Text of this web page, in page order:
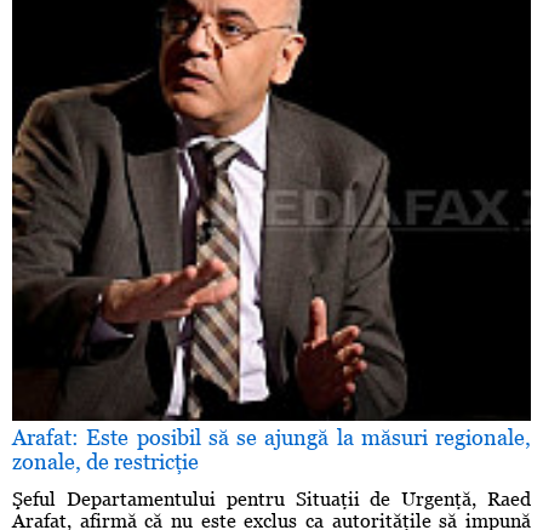
Arafat: Este posibil să se ajungă la măsuri regionale,
zonale, de restricţie
Şeful Departamentului pentru Situaţii de Urgenţă, Raed
Arafat, afirmă că nu este exclus ca autorităţile să impună